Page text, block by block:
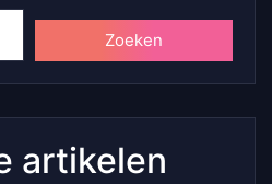
Zoeken
artikelen